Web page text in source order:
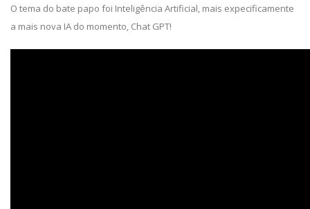
O tema do bate papo foi Inteligência Artificial, mais expecificamente
a mais nova IA do momento, Chat GPT!